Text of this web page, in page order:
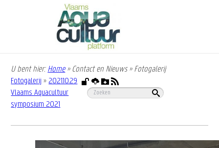
gaan
Kruimelpad
U bent hier: Home » Contact en Nieuws » Fotogalerij
Fotogalerij » 2021.10.29
Vlaams Aquacultuur
symposium 2021